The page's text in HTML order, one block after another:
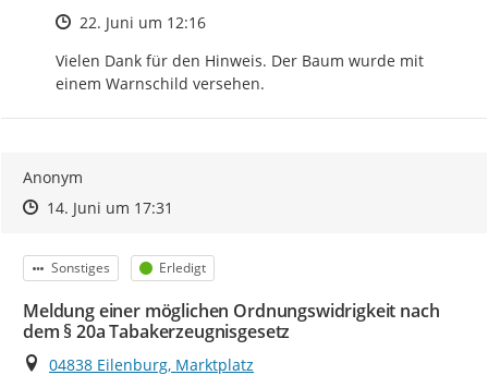
Zeitpunkt des Erstellens
22. Juni um 12:16
Vielen Dank für den Hinweis. Der Baum wurde mit
einem Warnschild versehen.
Anonym
Zeitpunkt des Erstellens
Zeitpunkt des Erstellens
14. Juni um 17:31
Kategorie
Sonstiges Status
Erledigt
Meldung einer möglichen Ordnungswidrigkeit nach
dem § 20a Tabakerzeugnisgesetz
Ort
04838 Eilenburg, Marktplatz